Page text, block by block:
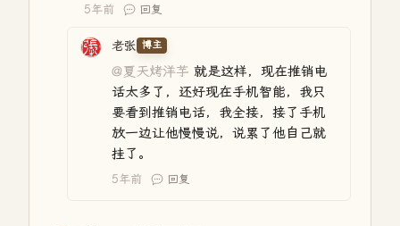
5年前 回复
老张 博主
@夏天烤洋芋 就是这样，现在推销电
话太多了，还好现在手机智能，我只
要看到推销电话，我全接，接了手机
放一边让他慢慢说，说累了他自己就
挂了。
5年前 回复